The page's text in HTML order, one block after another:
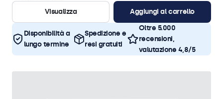
Visualizza
Aggiungi al carrello
Disponibilità a
lungo termine
Spedizione e
resi gratuiti
Oltre 5.000
recensioni,
valutazione 4,8/5